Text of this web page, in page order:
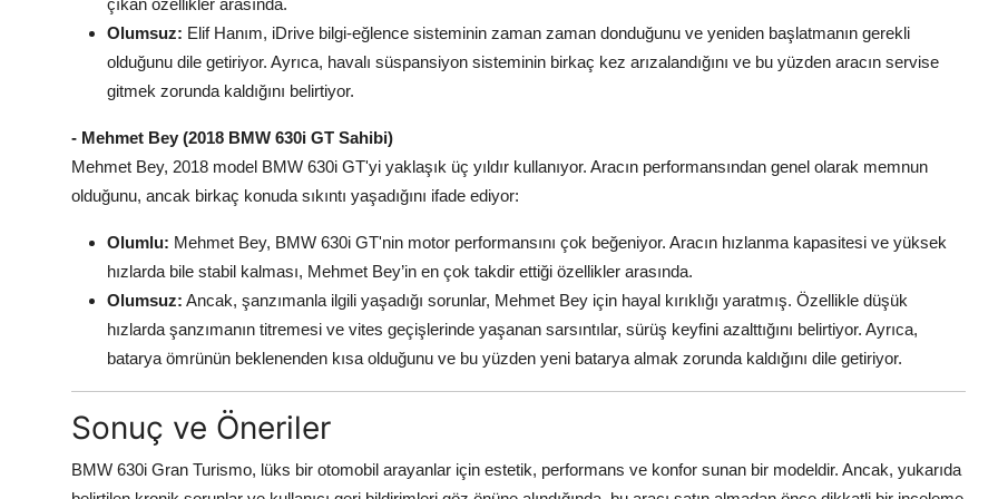
çıkan özellikler arasında.
Olumsuz: Elif Hanım, iDrive bilgi-eğlence sisteminin zaman zaman donduğunu ve yeniden başlatmanın gerekli
olduğunu dile getiriyor. Ayrıca, havalı süspansiyon sisteminin birkaç kez arızalandığını ve bu yüzden aracın servise
gitmek zorunda kaldığını belirtiyor.
- Mehmet Bey (2018 BMW 630i GT Sahibi)
Mehmet Bey, 2018 model BMW 630i GT'yi yaklaşık üç yıldır kullanıyor. Aracın performansından genel olarak memnun
olduğunu, ancak birkaç konuda sıkıntı yaşadığını ifade ediyor:
Olumlu: Mehmet Bey, BMW 630i GT'nin motor performansını çok beğeniyor. Aracın hızlanma kapasitesi ve yüksek
hızlarda bile stabil kalması, Mehmet Bey’in en çok takdir ettiği özellikler arasında.
Olumsuz: Ancak, şanzımanla ilgili yaşadığı sorunlar, Mehmet Bey için hayal kırıklığı yaratmış. Özellikle düşük
hızlarda şanzımanın titremesi ve vites geçişlerinde yaşanan sarsıntılar, sürüş keyfini azalttığını belirtiyor. Ayrıca,
batarya ömrünün beklenenden kısa olduğunu ve bu yüzden yeni batarya almak zorunda kaldığını dile getiriyor.
Sonuç ve Öneriler
BMW 630i Gran Turismo, lüks bir otomobil arayanlar için estetik, performans ve konfor sunan bir modeldir. Ancak, yukarıda